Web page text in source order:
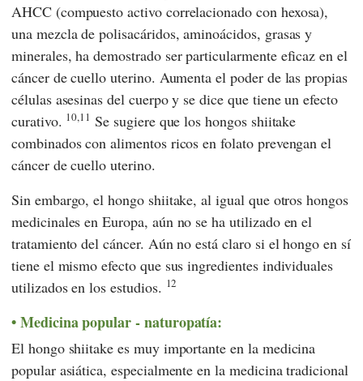
AHCC (compuesto activo correlacionado con hexosa),
una mezcla de polisacáridos, aminoácidos, grasas y
minerales, ha demostrado ser particularmente eficaz en el
cáncer de cuello uterino. Aumenta el poder de las propias
células asesinas del cuerpo y se dice que tiene un efecto
curativo. 10,11 Se sugiere que los hongos shiitake
combinados con alimentos ricos en folato prevengan el
cáncer de cuello uterino.
Sin embargo, el hongo shiitake, al igual que otros hongos
medicinales en Europa, aún no se ha utilizado en el
tratamiento del cáncer. Aún no está claro si el hongo en sí
tiene el mismo efecto que sus ingredientes individuales
utilizados en los estudios. 12
Medicina popular - naturopatía:
El hongo shiitake es muy importante en la medicina
popular asiática, especialmente en la medicina tradicional